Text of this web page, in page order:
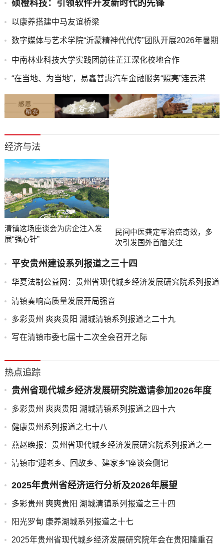
​硕橙科技：引领软件开发新时代的先锋
以康养搭建中马友谊桥梁
数字媒体与艺术学院“沂蒙精神代代传”团队开展2026年暑期
中南林业科技大学实践团前往芷江深化校地合作
“在当地、为当地”，易鑫普惠汽车金融服务“照亮”连云港
经济与法
清镇这场座谈会为房企注入发
展“强心针”
民间中医龚定军治癌奇效，多
次引发国外首脑关注
平安贵州建设系列报道之三十四
华夏法制公益网：贵州省现代城乡经济发展研究院系列报道
清镇奏响高质量发展开局强音
多彩贵州 爽爽贵阳 湖城清镇系列报道之二十九
写在清镇市委七届十二次全会召开之际
热点追踪
贵州省现代城乡经济发展研究院邀请参加2026年度
文旅交流会的通知
多彩贵州 爽爽贵阳 湖城清镇系列报道之四十六
健康贵州系列报道之七十八
燕赵晚报：贵州省现代城乡经济发展研究院系列报道之一
清镇市“迎老乡、回故乡、建家乡”座谈会侧记
2025年贵州省经济运行分析及2026年展望
多彩贵州 爽爽贵阳 湖城清镇系列报道之三十四
阳光罗甸 康养湖城系列报道之十七
2025年贵州省现代城乡经济发展研究院年会在贵阳隆重召